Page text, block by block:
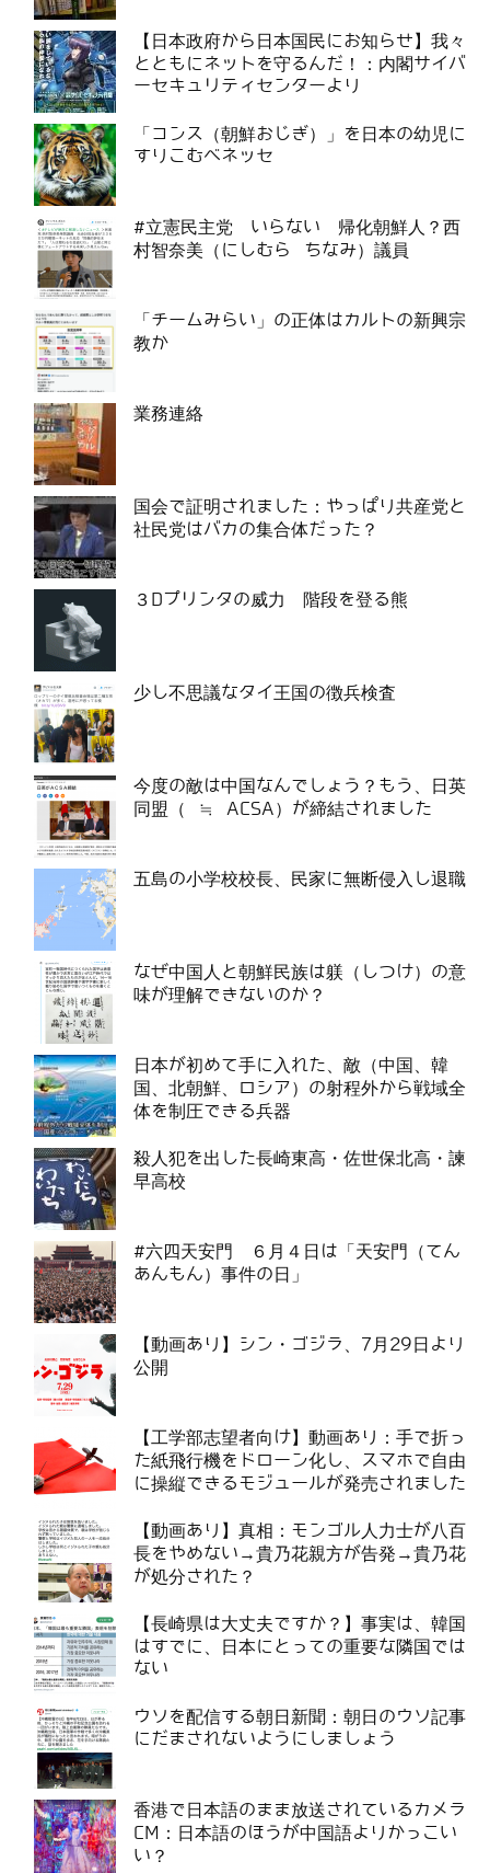
【日本政府から日本国民にお知らせ】我々
とともにネットを守るんだ！：内閣サイバ
ーセキュリティセンターより
「コンス（朝鮮おじぎ）」を日本の幼児に
すりこむベネッセ
#立憲民主党 いらない 帰化朝鮮人？西
村智奈美（にしむら ちなみ）議員
「チームみらい」の正体はカルトの新興宗
教か
業務連絡
国会で証明されました：やっぱり共産党と
社民党はバカの集合体だった？
３Dプリンタの威力 階段を登る熊
少し不思議なタイ王国の徴兵検査
今度の敵は中国なんでしょう？もう、日英
同盟（ ≒ ACSA）が締結されました
五島の小学校校長、民家に無断侵入し退職
なぜ中国人と朝鮮民族は躾（しつけ）の意
味が理解できないのか？
日本が初めて手に入れた、敵（中国、韓
国、北朝鮮、ロシア）の射程外から戦域全
体を制圧できる兵器
殺人犯を出した長崎東高・佐世保北高・諫
早高校
#六四天安門 ６月４日は「天安門（てん
あんもん）事件の日」
【動画あり】シン・ゴジラ、7月29日より
公開
【工学部志望者向け】動画あり：手で折っ
た紙飛行機をドローン化し、スマホで自由
に操縦できるモジュールが発売されました
【動画あり】真相：モンゴル人力士が八百
長をやめない→貴乃花親方が告発→貴乃花
が処分された？
【長崎県は大丈夫ですか？】事実は、韓国
はすでに、日本にとっての重要な隣国では
ない
ウソを配信する朝日新聞：朝日のウソ記事
にだまされないようにしましょう
香港で日本語のまま放送されているカメラ
CM：日本語のほうが中国語よりかっこい
い？